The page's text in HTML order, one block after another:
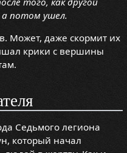
а потом ушел.
Может, даже скормит их
крики с вершины
Седьмого легиона
который начал